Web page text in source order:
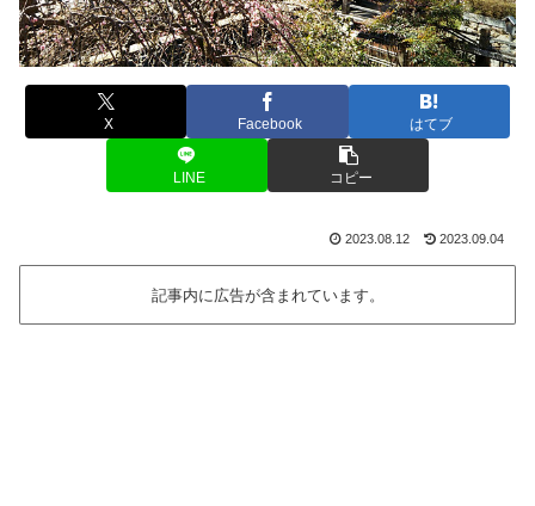
X Facebook はてブ
LINE コピー
2023.08.12 2023.09.04
記事内に広告が含まれています。